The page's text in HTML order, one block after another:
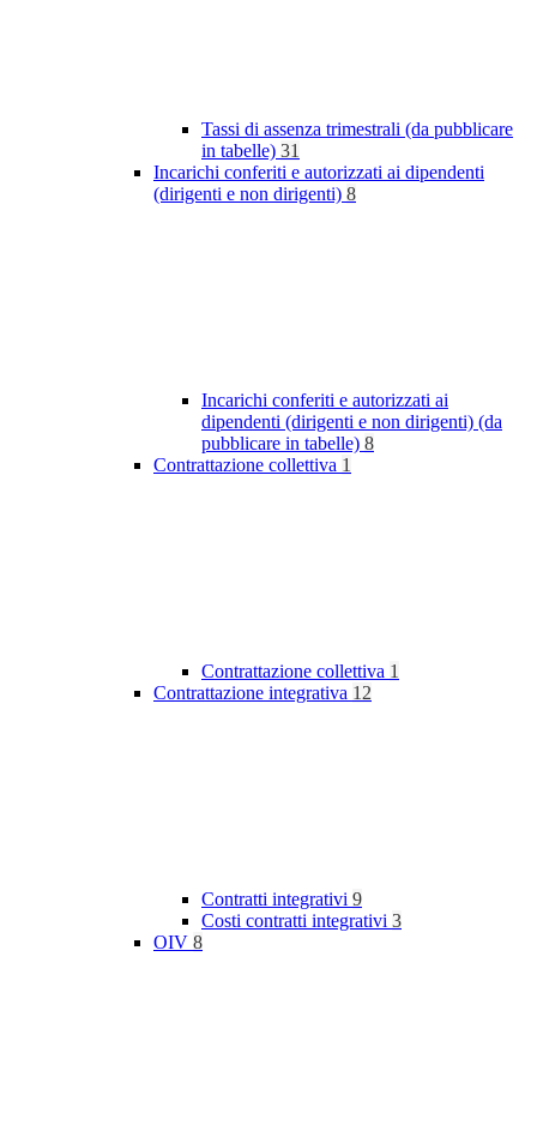
Tassi di assenza trimestrali (da pubblicare
in tabelle) 31
Incarichi conferiti e autorizzati ai dipendenti
(dirigenti e non dirigenti) 8
Incarichi conferiti e autorizzati ai
dipendenti (dirigenti e non dirigenti) (da
pubblicare in tabelle) 8
Contrattazione collettiva 1
Contrattazione collettiva 1
Contrattazione integrativa 12
Contratti integrativi 9
Costi contratti integrativi 3
OIV 8